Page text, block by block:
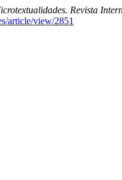
Revista
article/view/2851